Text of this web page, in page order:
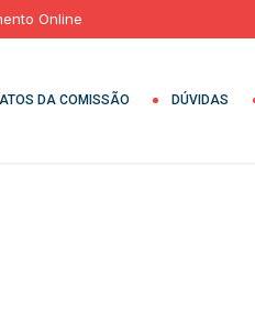
Online
ATOS DA COMISSÃO DÚVIDAS